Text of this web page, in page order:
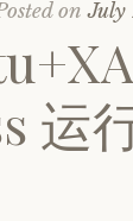
onJuly
运